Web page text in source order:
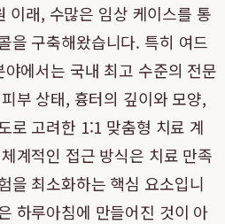
이래, 수많은 임상 케이스를 통
을 구축해왔습니다. 특히 여드
에서는 국내 최고 수준의 전문
부 상태, 흉터의 깊이와 모양,
로 고려한 1:1 맞춤형 치료 계
계적인 접근 방식은 치료 만족
을 최소화하는 핵심 요소입니
하루아침에 만들어진 것이 아